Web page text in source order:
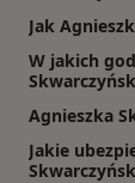
Jak
W jakich
Agnieszka
Jakie